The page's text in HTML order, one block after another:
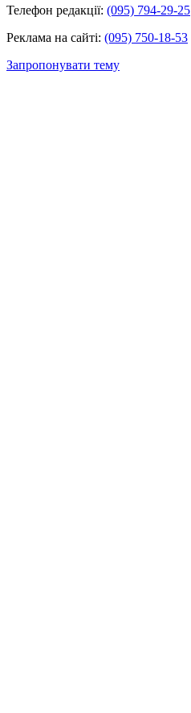
Телефон редакції: (095) 794-29-25
Реклама на сайті: (095) 750-18-53
Запропонувати тему